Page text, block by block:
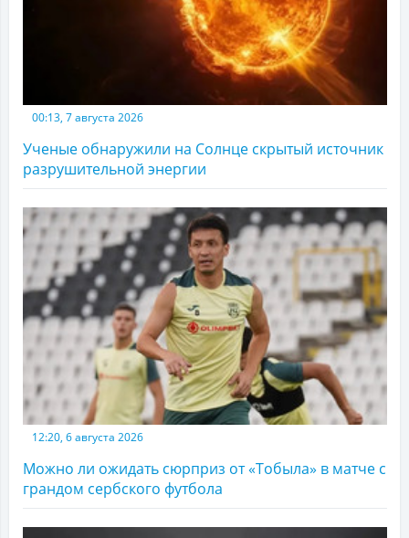
00:13, 7 августа 2026
Ученые обнаружили на Солнце скрытый источник
разрушительной энергии
12:20, 6 августа 2026
Можно ли ожидать сюрприз от «Тобыла» в матче с
грандом сербского футбола